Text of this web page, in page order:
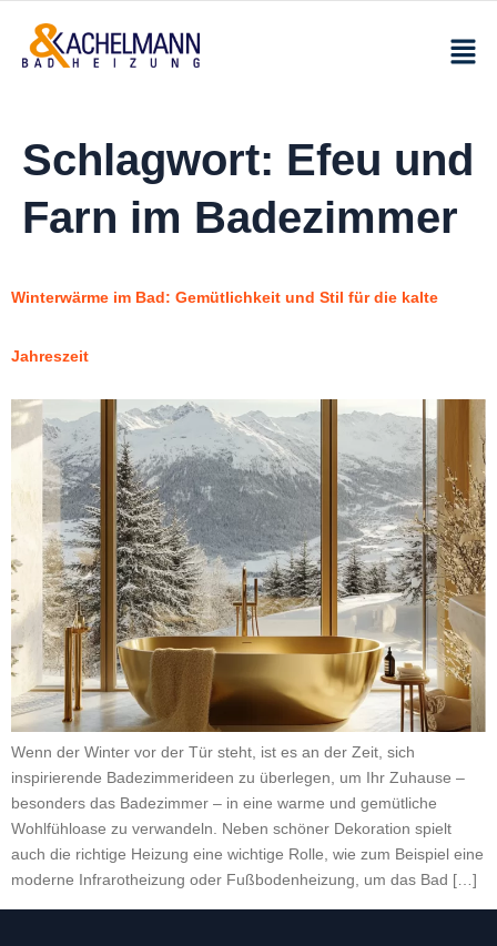
Schlagwort: Efeu und
Farn im Badezimmer
Winterwärme im Bad: Gemütlichkeit und Stil für die kalte
Jahreszeit
Wenn der Winter vor der Tür steht, ist es an der Zeit, sich
inspirierende Badezimmerideen zu überlegen, um Ihr Zuhause –
besonders das Badezimmer – in eine warme und gemütliche
Wohlfühloase zu verwandeln. Neben schöner Dekoration spielt
auch die richtige Heizung eine wichtige Rolle, wie zum Beispiel eine
moderne Infrarotheizung oder Fußbodenheizung, um das Bad […]